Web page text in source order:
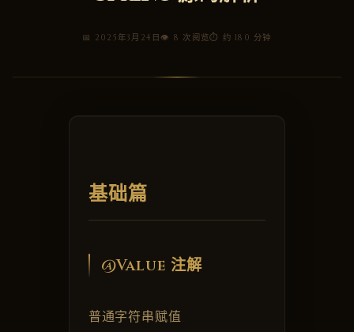
📅 2025年3月24日👁 8 次阅览⏱ 约 180 分钟
基础篇
@Value 注解
普通字符串赋值